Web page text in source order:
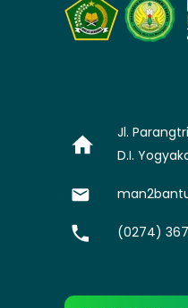
Jl.
D.I.
(0274)